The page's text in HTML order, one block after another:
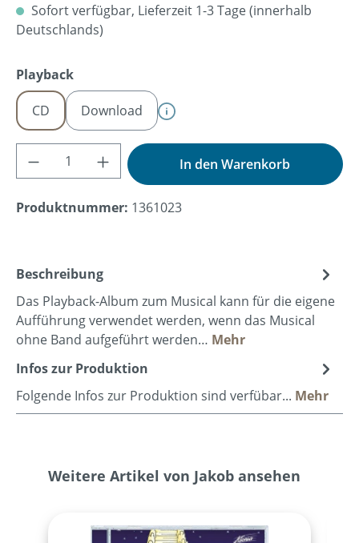
Sofort verfügbar, Lieferzeit 1-3 Tage (innerhalb
Deutschlands)
Playbackauswählen
CD Download
Produkt Anzahl: Gib den gewünschten
In den Warenkorb
Produktnummer: 1361023
Beschreibung
Das Playback-Album zum Musical kann für die eigene
Aufführung verwendet werden, wenn das Musical
ohne Band aufgeführt werden… Mehr
Infos zur Produktion
Folgende Infos zur Produktion sind verfübar... Mehr
Produktgalerie überspringen
Weitere Artikel von Jakob ansehen